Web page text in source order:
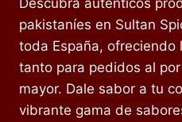
Descubra auténticos
pakistaníes en Sultan
toda España, ofreciendo
tanto para pedidos al
mayor. Dale sabor a tu
vibrante gama de